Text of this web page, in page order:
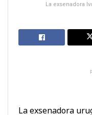
La exsenadora
La exsenadora